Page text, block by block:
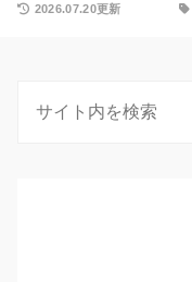
2026.07.20更新